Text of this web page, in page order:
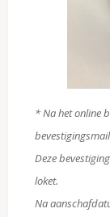
* Na het online
Deze
loket.
Na